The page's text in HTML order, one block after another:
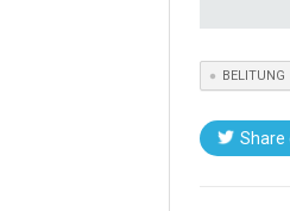
BELITUNG
Share